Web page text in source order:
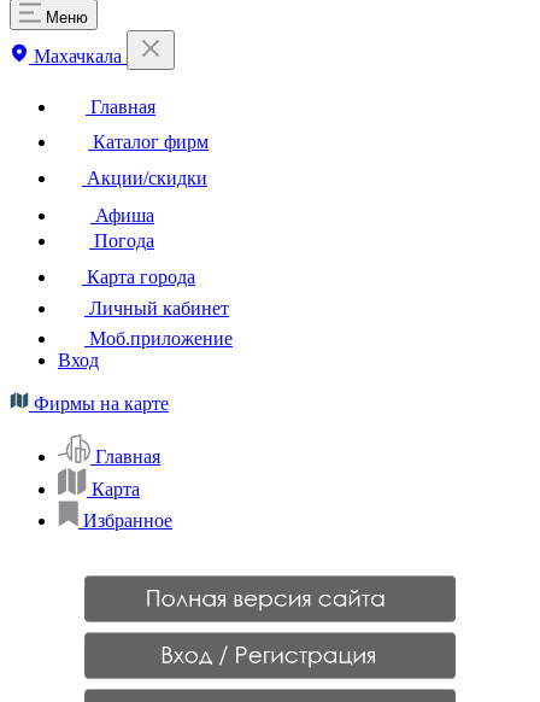
Меню
Махачкала
Главная
Каталог фирм
Акции/скидки
Афиша
Погода
Карта города
Личный кабинет
Моб.приложение
Вход
Фирмы на карте
Главная
Карта
Избранное